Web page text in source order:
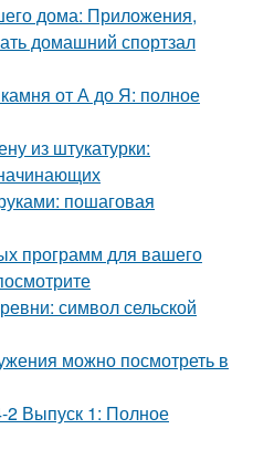
дома: Приложения,
домашний спортзал
от А до Я: полное
из штукатурки:
пошаговая
программ для вашего
символ сельской
можно посмотреть в
2 Выпуск 1: Полное